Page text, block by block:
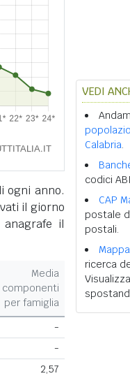
ogni anno.
il giorno
il
Media
componenti
per famiglia
-
-
2,57
VEDI
Calabria.
codici
CAP
postale
postali.
ricerca